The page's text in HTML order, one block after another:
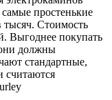
простенькие
тысяч. Стоимость
Выгоднее покупать
они должны
стандартные,